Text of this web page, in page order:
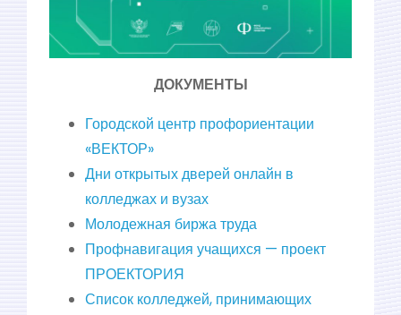
ДОКУМЕНТЫ
Городской центр профориентации
«ВЕКТОР»
Дни открытых дверей онлайн в
колледжах и вузах
Молодежная биржа труда
Профнавигация учащихся — проект
ПРОЕКТОРИЯ
Список колледжей, принимающих